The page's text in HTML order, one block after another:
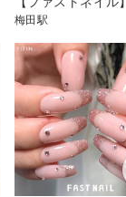
梅田駅